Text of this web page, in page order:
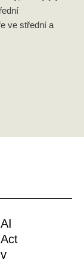
ve střední a
AI
Act
v